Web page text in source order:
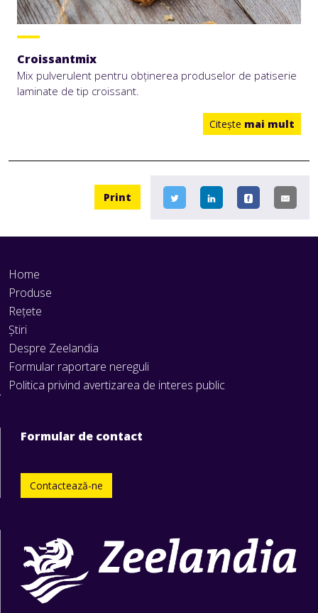
Croissantmix
Mix pulverulent pentru obținerea produselor de patiserie
laminate de tip croissant.
Citeşte mai mult
Print
Home
Produse
Rețete
Știri
Despre Zeelandia
Formular raportare nereguli
Politica privind avertizarea de interes public
Formular de contact
Contactează-ne